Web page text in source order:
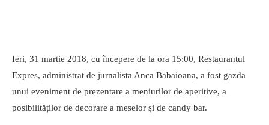
Ieri, 31 martie 2018, cu începere de la ora 15:00, Restaurantul
Expres, administrat de jurnalista Anca Babaioana, a fost gazda
unui eveniment de prezentare a meniurilor de aperitive, a
posibilităților de decorare a meselor și de candy bar.